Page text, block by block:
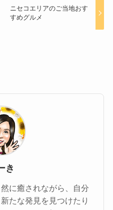
ニセコエリアのご当地おす
すめグルメ
き
に癒されながら、自分
たな発見を見つけたり